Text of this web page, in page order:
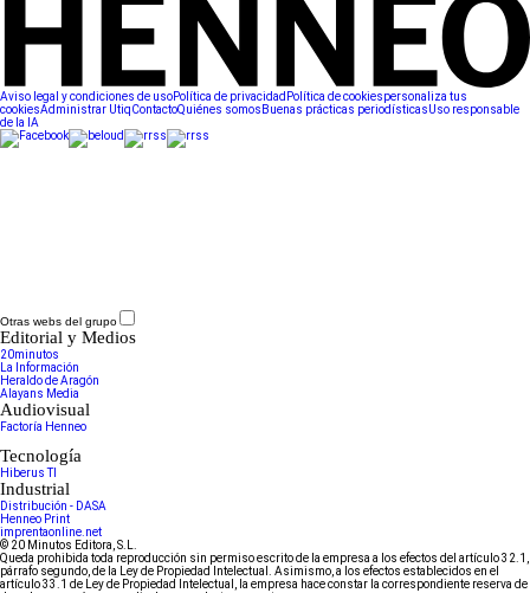
Aviso legal y condiciones de usoPolítica de privacidad Política de cookiespersonaliza tus
cookiesAdministrar UtiqContactoQuiénes somos Buenas prácticas periodísticasUso responsable
de la IA
Otras webs del grupo
Editorial y Medios
20minutos
La Información
Heraldo de Aragón
Alayans Media
Audiovisual
Factoría Henneo
Tecnología
Hiberus TI
Industrial
Distribución - DASA
Henneo Print
imprentaonline.net
© 20 Minutos Editora, S.L.
Queda prohibida toda reproducción sin permiso escrito de la empresa a los efectos del artículo 32.1,
párrafo segundo, de la Ley de Propiedad Intelectual. Asimismo, a los efectos establecidos en el
artículo 33.1 de Ley de Propiedad Intelectual, la empresa hace constar la correspondiente reserva de